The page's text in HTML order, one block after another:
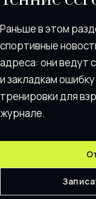
Раньше в этом
спортивные
адреса: они ведут
и закладкам
тренировки для
журнале.